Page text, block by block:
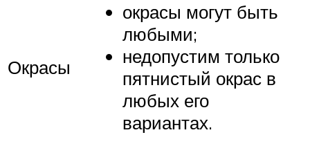
Окрасы
окрасы могут быть
любыми;
недопустим только
пятнистый окрас в
любых его
вариантах.